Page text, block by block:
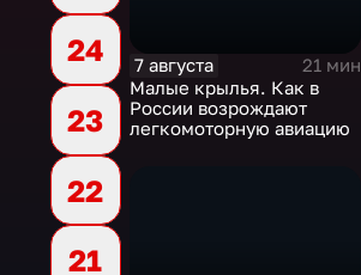
24
23
22
21
7 августа
21 мин
Малые крылья. Как в
России возрождают
легкомоторную авиацию